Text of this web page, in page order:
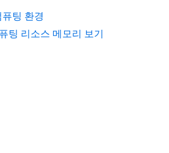
팅 환경
팅 리소스 메모리 보기